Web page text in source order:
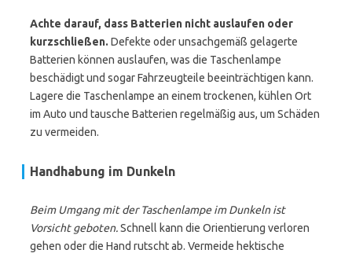
Achte darauf, dass Batterien nicht auslaufen oder
kurzschließen. Defekte oder unsachgemäß gelagerte
Batterien können auslaufen, was die Taschenlampe
beschädigt und sogar Fahrzeugteile beeinträchtigen kann.
Lagere die Taschenlampe an einem trockenen, kühlen Ort
im Auto und tausche Batterien regelmäßig aus, um Schäden
zu vermeiden.
Handhabung im Dunkeln
Beim Umgang mit der Taschenlampe im Dunkeln ist
Vorsicht geboten.Schnell kann die Orientierung verloren
gehen oder die Hand rutscht ab. Vermeide hektische